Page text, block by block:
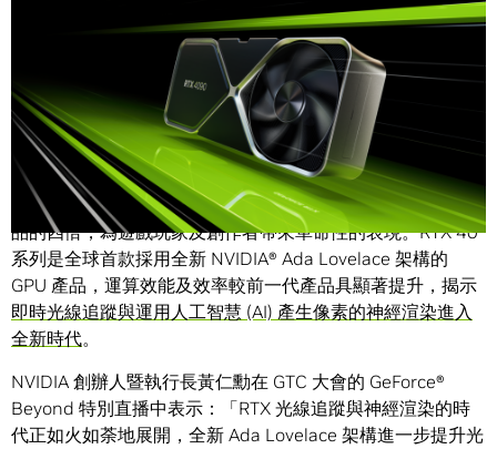
NVIDIA (輝達) 今天宣布推出 GeForce RTX® 40 系列 GPU，
此系列的全新旗艦級產品 RTX 4090 GPU 的效能是前一代產
品的四倍，為遊戲玩家及創作者帶來革命性的表現。RTX 40
系列是全球首款採用全新 NVIDIA® Ada Lovelace 架構的
GPU 產品，運算效能及效率較前一代產品具顯著提升，揭示
即時光線追蹤與運用人工智慧 (AI) 產生像素的神經渲染進入
全新時代。
NVIDIA 創辦人暨執行長黃仁勳在 GTC 大會的 GeForce®
Beyond 特別直播中表示：「RTX 光線追蹤與神經渲染的時
代正如火如荼地展開，全新 Ada Lovelace 架構進一步提升光